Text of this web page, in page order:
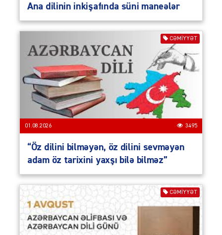
Ana dilinin inkişafında süni maneələr
CƏMIYYƏT
01.08.2026 3495
“Öz dilini bilməyən, öz dilini sevməyən
adam öz tarixini yaxşı bilə bilməz”
CƏMIYYƏT